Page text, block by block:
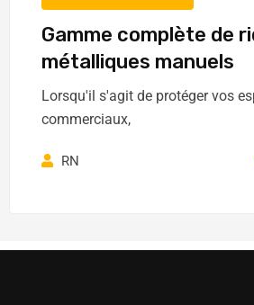
Gamme complète de
métalliques manuels
Lorsqu'il s'agit de protéger vos
commerciaux,
RN